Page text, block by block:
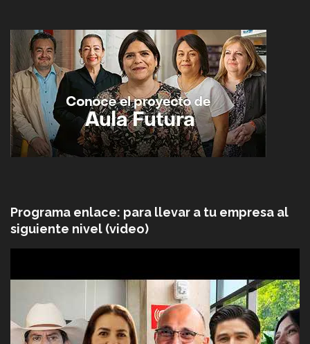
Programa enlace: para llevar a tu empresa al
siguiente nivel (video)